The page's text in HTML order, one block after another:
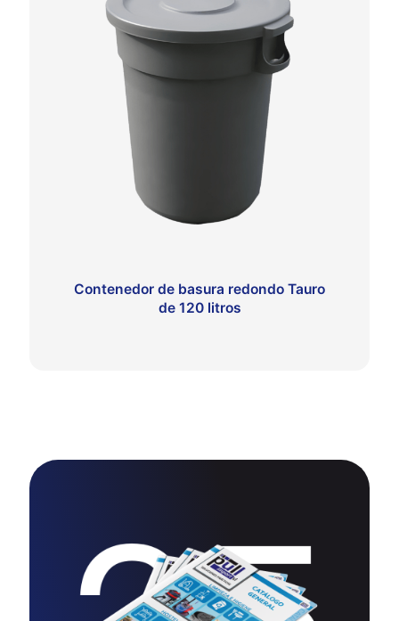
Contenedor de basura redondo Tauro
de 120 litros